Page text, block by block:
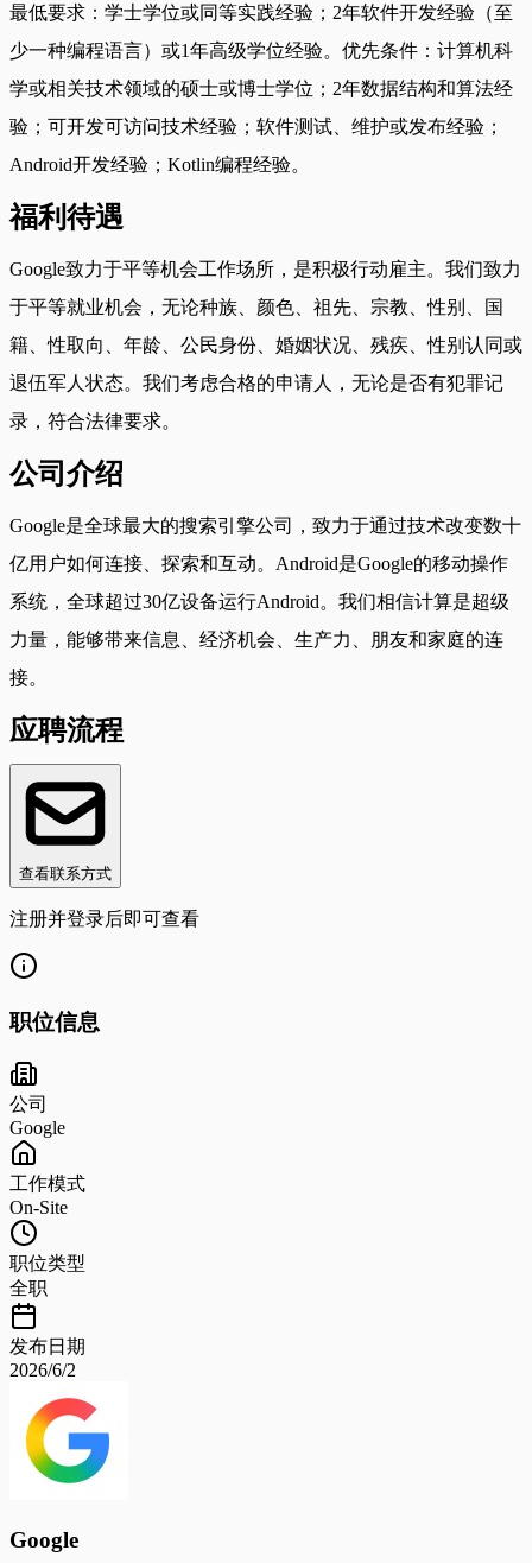
最低要求：学士学位或同等实践经验；2年软件开发经验（至
少一种编程语言）或1年高级学位经验。优先条件：计算机科
学或相关技术领域的硕士或博士学位；2年数据结构和算法经
验；可开发可访问技术经验；软件测试、维护或发布经验；
Android开发经验；Kotlin编程经验。
福利待遇
Google致力于平等机会工作场所，是积极行动雇主。我们致力
于平等就业机会，无论种族、颜色、祖先、宗教、性别、国
籍、性取向、年龄、公民身份、婚姻状况、残疾、性别认同或
退伍军人状态。我们考虑合格的申请人，无论是否有犯罪记
录，符合法律要求。
公司介绍
Google是全球最大的搜索引擎公司，致力于通过技术改变数十
亿用户如何连接、探索和互动。Android是Google的移动操作
系统，全球超过30亿设备运行Android。我们相信计算是超级
力量，能够带来信息、经济机会、生产力、朋友和家庭的连
接。
应聘流程
查看联系方式
注册并登录后即可查看
职位信息
公司
Google
工作模式
On-Site
职位类型
全职
发布日期
2026/6/2
Google